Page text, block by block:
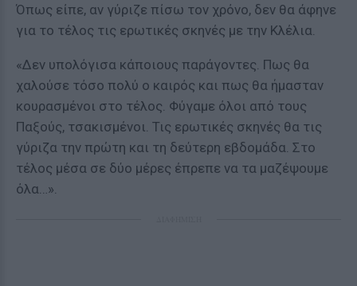
Όπως είπε, αν γύριζε πίσω τον χρόνο, δεν θα άφηνε
για το τέλος τις ερωτικές σκηνές με την Κλέλια.
«Δεν υπολόγισα κάποιους παράγοντες. Πως θα
χαλούσε τόσο πολύ ο καιρός και πως θα ήμασταν
κουρασμένοι στο τέλος. Φύγαμε όλοι από τους
Παξούς, τσακισμένοι. Τις ερωτικές σκηνές θα τις
γύριζα την πρώτη και τη δεύτερη εβδομάδα. Στο
τέλος μέσα σε δύο μέρες έπρεπε να τα μαζέψουμε
όλα…».